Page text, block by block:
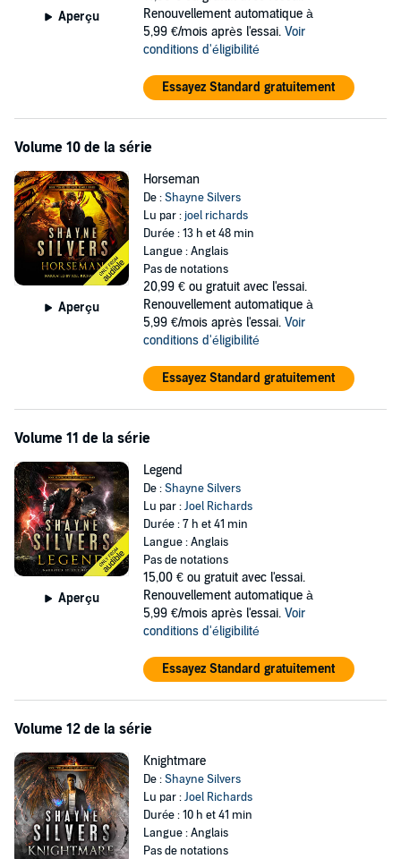
Aperçu
Renouvellement automatique à
5,99 €/mois après l'essai. Voir
conditions d'éligibilité
Essayez Standard gratuitement
Volume 10 de la série
Aperçu
Horseman
De :Shayne Silvers
Lu par : joel richards
Durée : 13 h et 48 min
Langue : Anglais
Pas de notations
20,99 € ou gratuit avec l'essai.
Renouvellement automatique à
5,99 €/mois après l'essai. Voir
conditions d'éligibilité
Essayez Standard gratuitement
Volume 11 de la série
Aperçu
Legend
De :Shayne Silvers
Lu par :Joel Richards
Durée : 7 h et 41 min
Langue : Anglais
Pas de notations
15,00 € ou gratuit avec l'essai.
Renouvellement automatique à
5,99 €/mois après l'essai. Voir
conditions d'éligibilité
Essayez Standard gratuitement
Volume 12 de la série
Knightmare
De :Shayne Silvers
Lu par :Joel Richards
Durée : 10 h et 41 min
Langue : Anglais
Pas de notations